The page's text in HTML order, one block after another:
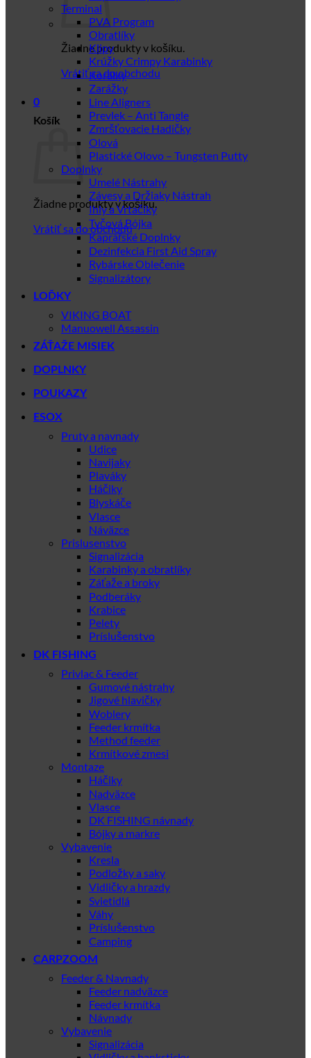
Žiadne produkty v košíku.
Vrátiť sa do obchodu
0
Košík
Žiadne produkty v košíku.
Vrátiť sa do obchodu
Terminal
PVA Program
Obratlíky
Klipy
Krúžky Crimpy Karabinky
Korálky
Zarážky
Line Aligners
Prevlek – Anti Tangle
Zmršťovacie Hadičky
Olová
Plastické Olovo – Tungsten Putty
Doplnky
Umelé Nástrahy
Závesy a Držiaky Nástrah
Ihly a Vrtačiky
Tyčová Bójka
Kaprářské Doplnky
Dezinfekcia First Aid Spray
Rybárske Oblečenie
Signalizátory
LOĎKY
VIKING BOAT
Manuowell Assassin
ZÁŤAŽE MISIEK
DOPLNKY
POUKAZY
ESOX
Pruty a navnady
Udice
Navijaky
Plaváky
Háčiky
Blyskáče
Vlasce
Náväzce
Prislusenstvo
Signalizácia
Karabinky a obratlíky
Záťaže a broky
Podberáky
Krabice
Pelety
Príslušenstvo
DK FISHING
Privlac & Feeder
Gumové nástrahy
Jigové hlavičky
Woblery
Feeder krmítka
Method feeder
Krmítkové zmesi
Montaze
Háčiky
Nadväzce
Vlasce
DK FISHING návnady
Bójky a markre
Vybavenie
Kresla
Podložky a saky
Vidličky a hrazdy
Svietidlá
Váhy
Príslušenstvo
Camping
CARPZOOM
Feeder & Navnady
Feeder nadväzce
Feeder krmítka
Návnady
Vybavenie
Signalizácia